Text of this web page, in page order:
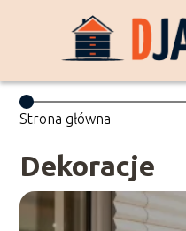
Strona główna
Dekoracje